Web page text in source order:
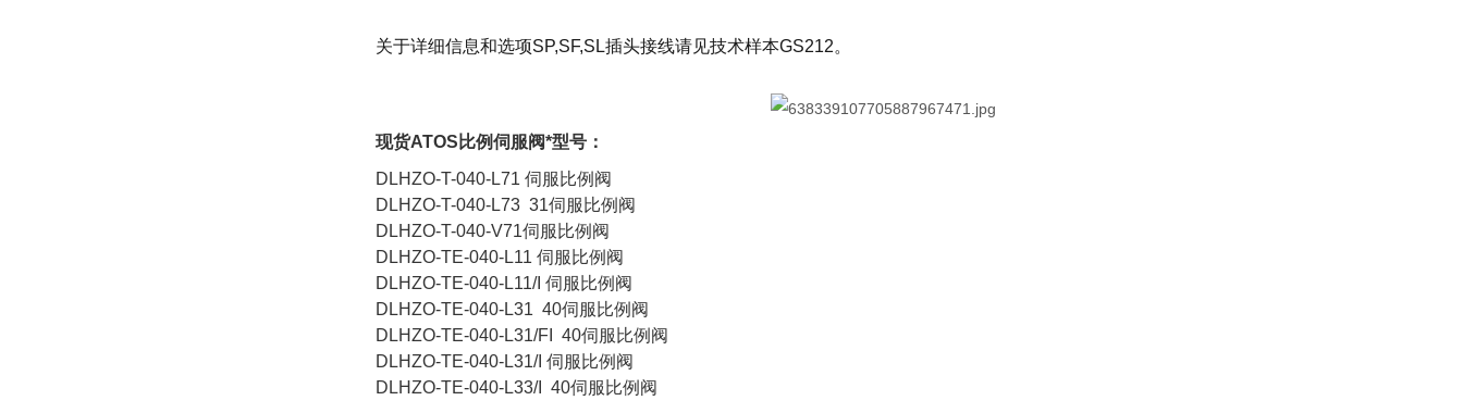
关于详细信息和选项SP,SF,SL插头接线请见技术样本GS212。
现货ATOS比例伺服阀*型号：
DLHZO-T-040-L71 伺服比例阀
DLHZO-T-040-L73 31伺服比例阀
DLHZO-T-040-V71伺服比例阀
DLHZO-TE-040-L11 伺服比例阀
DLHZO-TE-040-L11/I 伺服比例阀
DLHZO-TE-040-L31 40伺服比例阀
DLHZO-TE-040-L31/FI 40伺服比例阀
DLHZO-TE-040-L31/I 伺服比例阀
DLHZO-TE-040-L33/I 40伺服比例阀